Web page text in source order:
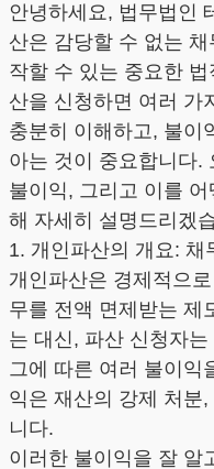
안녕하세요, 법무법인
산은 감당할 수 없는 채
작할 수 있는 중요한
산을 신청하면 여러 가
충분히 이해하고, 불이
아는 것이 중요합니다.
불이익, 그리고 이를
해 자세히 설명드리겠
1. 개인파산의 개요: 채
개인파산은 경제적으
무를 전액 면제받는 제
는 대신, 파산 신청자
그에 따른 여러 불이익
익은 재산의 강제 처분
니다.
이러한 불이익을 잘 알